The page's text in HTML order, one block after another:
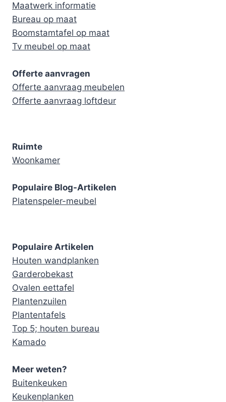
Maatwerk informatie
Bureau op maat
Boomstamtafel op maat
Tv meubel op maat
Offerte aanvragen
Offerte aanvraag meubelen
Offerte aanvraag loftdeur
Ruimte
Woonkamer
Populaire Blog-Artikelen
Platenspeler-meubel
Populaire Artikelen
Houten wandplanken
Garderobekast
Ovalen eettafel
Plantenzuilen
Plantentafels
Top 5; houten bureau
Kamado
Meer weten?
Buitenkeuken
Keukenplanken